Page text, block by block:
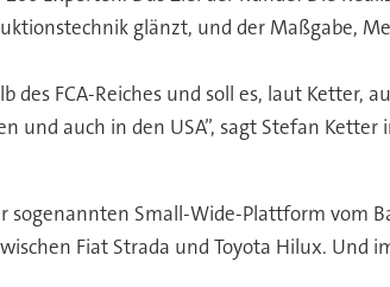
glänzt, und der Maßgabe,
FCA-Reiches und soll es, laut Ketter,
auch in den USA”, sagt Stefan Ketter
sogenannten Small-Wide-Plattform vom
Fiat Strada und Toyota Hilux. Und